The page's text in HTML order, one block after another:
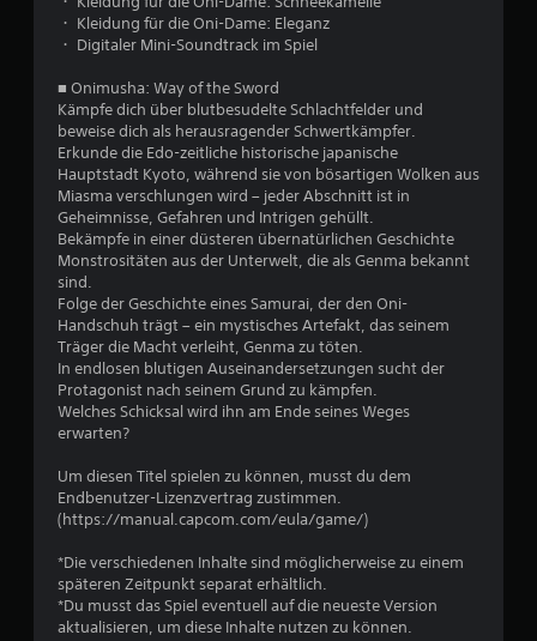
・ Kleidung für die Oni-Dame: Eleganz
・ Digitaler Mini-Soundtrack im Spiel
■ Onimusha: Way of the Sword
Kämpfe dich über blutbesudelte Schlachtfelder und
beweise dich als herausragender Schwertkämpfer.
Erkunde die Edo-zeitliche historische japanische
Hauptstadt Kyoto, während sie von bösartigen Wolken aus
Miasma verschlungen wird – jeder Abschnitt ist in
Geheimnisse, Gefahren und Intrigen gehüllt.
Bekämpfe in einer düsteren übernatürlichen Geschichte
Monstrositäten aus der Unterwelt, die als Genma bekannt
sind.
Folge der Geschichte eines Samurai, der den Oni-
Handschuh trägt – ein mystisches Artefakt, das seinem
Träger die Macht verleiht, Genma zu töten.
In endlosen blutigen Auseinandersetzungen sucht der
Protagonist nach seinem Grund zu kämpfen.
Welches Schicksal wird ihn am Ende seines Weges
erwarten?
Um diesen Titel spielen zu können, musst du dem
Endbenutzer-Lizenzvertrag zustimmen.
(https://manual.capcom.com/eula/game/)
*Die verschiedenen Inhalte sind möglicherweise zu einem
späteren Zeitpunkt separat erhältlich.
*Du musst das Spiel eventuell auf die neueste Version
aktualisieren, um diese Inhalte nutzen zu können.